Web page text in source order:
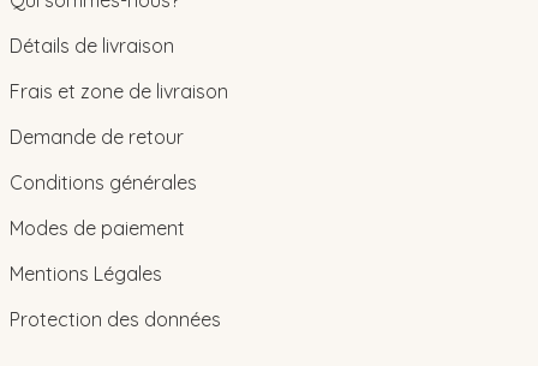
Détails de livraison
Frais et zone de livraison
Demande de retour
Conditions générales
Modes de paiement
Mentions Légales
Protection des données